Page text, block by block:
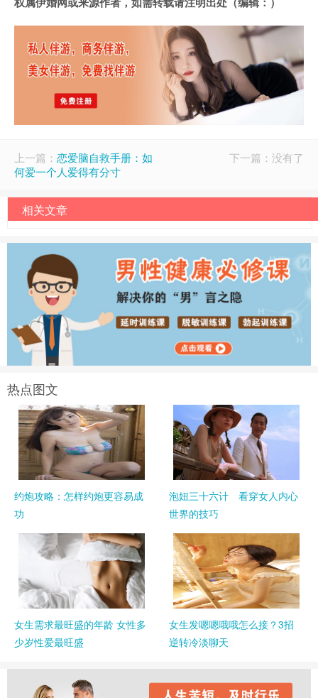
上一篇： 恋爱脑自救手册：如
何爱一个人爱得有分寸
下一篇：没有了
相关文章
热点图文
约炮攻略：怎样约炮更容易成
功
泡妞三十六计 看穿女人内心
世界的技巧
女生需求最旺盛的年龄 女性多
少岁性爱最旺盛
女生发嗯嗯哦哦怎么接？3招
逆转冷淡聊天